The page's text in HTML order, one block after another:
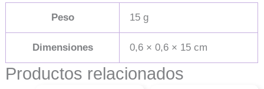
Peso 15 g
Dimensiones 0,6 × 0,6 × 15 cm
Productos relacionados